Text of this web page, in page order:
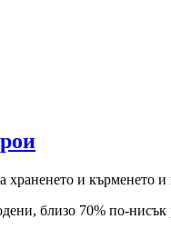
храненето и кърменето и
близо 70% по-